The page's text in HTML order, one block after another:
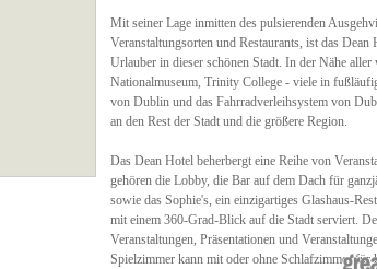
Mit seiner Lage inmitten des pulsierenden
Veranstaltungsorten und Restaurants, ist das
Urlauber in dieser schönen Stadt. In der Nähe
Nationalmuseum, Trinity College - viele in
von Dublin und das Fahrradverleihsystem von
an den Rest der Stadt und die größere Region.
Das Dean Hotel beherbergt eine Reihe von
gehören die Lobby, die Bar auf dem Dach für
sowie das Sophie's, ein einzigartiges Glashaus-
mit einem 360-Grad-Blick auf die Stadt serviert.
Veranstaltungen, Präsentationen und
Spielzimmer kann mit oder ohne Schlafzimmer für